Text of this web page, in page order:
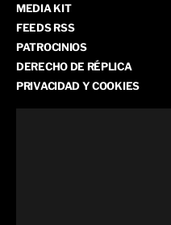
MEDIA KIT
FEEDS RSS
PATROCINIOS
DERECHO DE RÉPLICA
PRIVACIDAD Y COOKIES